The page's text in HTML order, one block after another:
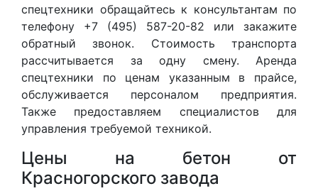
спецтехники обращайтесь к консультантам по
телефону +7 (495) 587-20-82 или закажите
обратный звонок. Стоимость транспорта
рассчитывается за одну смену. Аренда
спецтехники по ценам указанным в прайсе,
обслуживается персоналом предприятия.
Также предоставляем специалистов для
управления требуемой техникой.
Цены на бетон от
Красногорского завода